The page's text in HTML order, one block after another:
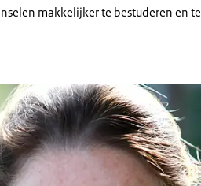
makkelijker te bestuderen en te